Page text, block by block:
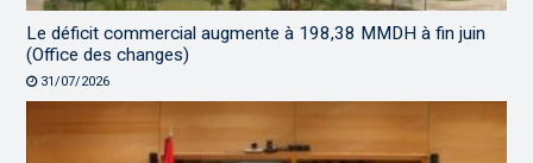
Le déficit commercial augmente à 198,38 MMDH à fin juin
(Office des changes)
31/07/2026